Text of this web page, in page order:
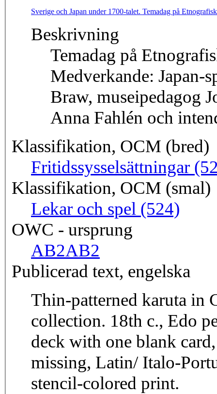
Sverige och Japan under 1700-talet. Temadag på
Beskrivning
Temadag på
Medverkande: Japan-
Braw, museipedagog
Anna Fahlén och
Klassifikation, OCM (bred)
Fritidssysselsättningar
Klassifikation, OCM (smal)
Lekar och spel (524)
OWC - ursprung
AB2AB2
Publicerad text, engelska
Thin-patterned karuta in
collection. 18th c., Edo
deck with one blank
missing, Latin/ Italo-
stencil-colored print.